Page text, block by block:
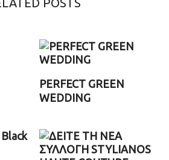
POSTS
PERFECT GREEN
WEDDING